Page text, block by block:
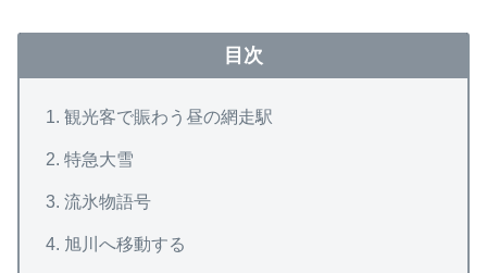
目次
観光客で賑わう昼の網走駅
特急大雪
流氷物語号
旭川へ移動する